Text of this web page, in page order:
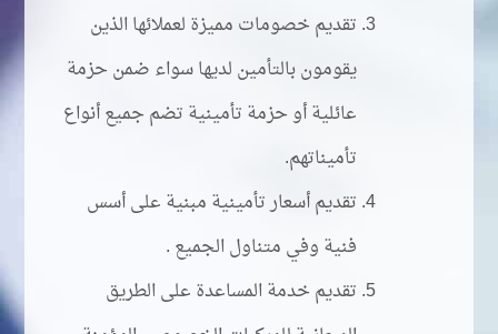
تقديم خصومات مميزة لعملائها الذين
يقومون بالتأمين لديها سواء ضمن حزمة
عائلية أو حزمة تأمينية تضم جميع أنواع
تأميناتهم.
تقديم أسعار تأمينية مبنية على أسس
فنية وفي متناول الجميع .
تقديم خدمة المساعدة على الطريق